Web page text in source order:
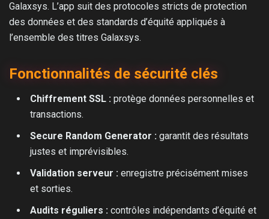
Galaxsys. L’app suit des protocoles stricts de protection
des données et des standards d’équité appliqués à
l’ensemble des titres Galaxsys.
Fonctionnalités de sécurité clés
Chiffrement SSL : protège données personnelles et
transactions.
Secure Random Generator : garantit des résultats
justes et imprévisibles.
Validation serveur : enregistre précisément mises
et sorties.
Audits réguliers : contrôles indépendants d’équité et